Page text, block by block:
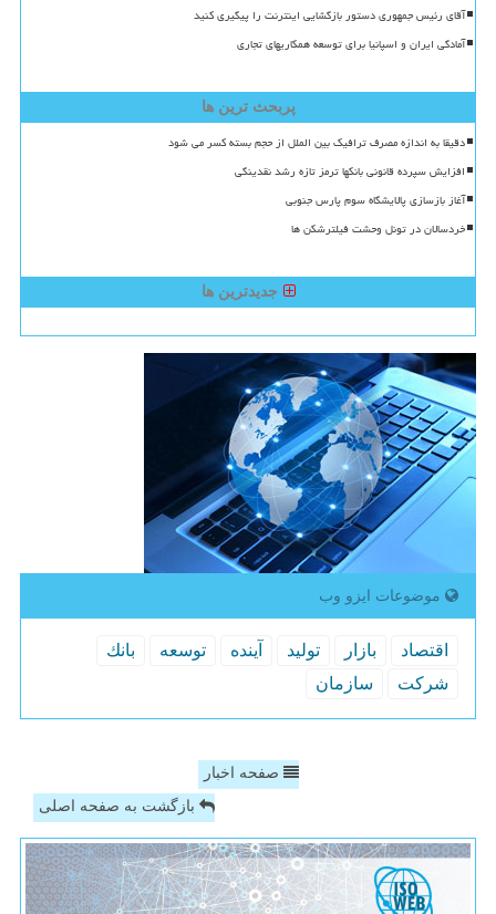
آقای رئیس جمهوری دستور بازگشایی اینترنت را پیگیری کنید
آمادگی ایران و اسپانیا برای توسعه همکاریهای تجاری
پربحث ترین ها
دقیقا به اندازه مصرف ترافیک بین الملل از حجم بسته کسر می شود
افزایش سپرده قانونی بانکها ترمز تازه رشد نقدینگی
آغاز بازسازی پالایشگاه سوم پارس جنوبی
خردسالان در تونل وحشت فیلترشکن ها
جدیدترین ها
موضوعات ایزو وب
اقتصاد بازار تولید آینده توسعه
بانك
شركت
سازمان
صفحه اخبار
بازگشت به صفحه اصلی